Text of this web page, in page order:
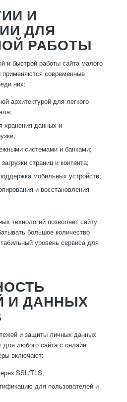
И
ДЛЯ
РАБОТЫ
и быстрой работы сайта малого
применяются современные
них:
архитектурой для легкого
хранения данных и
системами и банками;
страниц и контента;
мобильных устройств;
и восстановления
технологий позволяет сайту
большое количество
уровень сервиса для
И ДАННЫХ
и защиты личных данных
для любого сайта с онлайн
включают:
SSL/TLS;
для пользователей и